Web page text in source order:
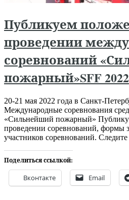
Публикуем
проведении
соревнований
пожарный»SFF 2022
20-21 мая 2022 года в Санкт-
Международные соревнования
«Сильнейший пожарный»
проведении соревнований, формы
участников соревнований.
Поделиться ссылкой:
Вконтакте Email